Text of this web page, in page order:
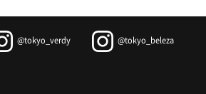
@tokyo_verdy @tokyo_beleza